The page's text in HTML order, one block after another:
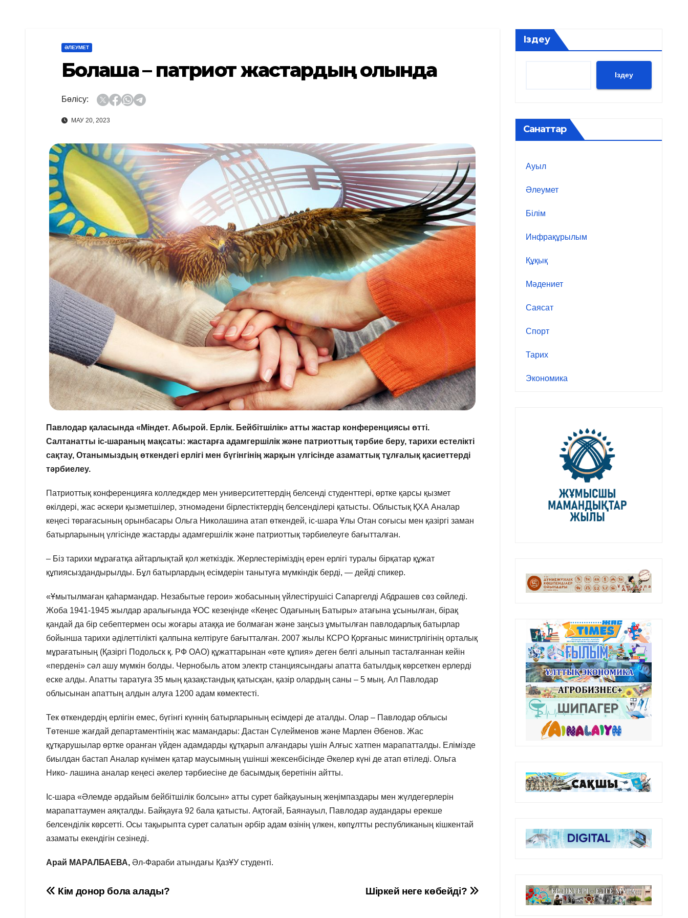
ӘЛЕУМЕТ
Болашақ – патриот жастардың қолында
Бөлісу:
МАУ 20, 2023
Павлодар қаласында «Міндет. Абырой. Ерлік. Бейбітшілік» атты жастар конференциясы өтті.
Салтанатты іс-шараның мақсаты: жастарға адамгершілік және патриоттық тәрбие беру, тарихи естелікті
сақтау, Отанымыздың өткендегі ерлігі мен бүгінгінің жарқын үлгісінде азаматтық тұлғалық қасиеттерді
тәрбиелеу.
Патриоттық конференцияға колледждер мен университеттердің белсенді студенттері, өртке қарсы қызмет
өкілдері, жас әскери қызметшілер, этномәдени бірлестіктердің белсенділері қатысты. Облыстық ҚХА Аналар
кеңесі төрағасының орынбасары Ольга Николашина атап өткендей, іс-шара Ұлы Отан соғысы мен қазіргі заман
батырларының үлгісінде жастарды адамгершілік және патриоттық тәрбиелеуге бағытталған.
– Біз тарихи мұрағатқа айтарлықтай қол жеткіздік. Жерлестеріміздің ерен ерлігі туралы бірқатар құжат
құпиясыздандырылды. Бұл батырлардың есімдерін танытуға мүмкіндік берді, — дейді спикер.
«Ұмытылмаған қаһармандар. Незабытые герои» жобасының үйлестірушісі Сапаргелді Абдрашев сөз сөйледі.
Жоба 1941-1945 жылдар аралығында ҰОС кезеңінде «Кеңес Одағының Батыры» атағына ұсынылған, бірақ
қандай да бір себептермен осы жоғары атаққа ие болмаған және заңсыз ұмытылған павлодарлық батырлар
бойынша тарихи әділеттілікті қалпына келтіруге бағытталған. 2007 жылы КСРО Қорғаныс министрлігінің орталық
мұрағатының (Қазіргі Подольск қ. РФ ОАО) құжаттарынан «өте құпия» деген белгі алынып тасталғаннан кейін
«пердені» сәл ашу мүмкін болды. Чернобыль атом электр станциясындағы апатта батылдық көрсеткен ерлерді
еске алды. Апатты таратуға 35 мың қазақстандық қатысқан, қазір олардың саны – 5 мың. Ал Павлодар
облысынан апаттың алдын алуға 1200 адам көмектесті.
Тек өткендердің ерлігін емес, бүгінгі күннің батырларының есімдері де аталды. Олар – Павлодар облысы
Төтенше жағдай департаментінің жас мамандары: Дастан Сүлейменов және Марлен Әбенов. Жас
құтқарушылар өртке оранған үйден адамдарды құтқарып алғандары үшін Алғыс хатпен марапатталды. Елімізде
биылдан бастап Аналар күнімен қатар маусымның үшінші жексенбісінде Әкелер күні де атап өтіледі. Ольга
Нико- лашина аналар кеңесі әкелер тәрбиесіне де басымдық беретінін айтты.
Іс-шара «Әлемде әрдайым бейбітшілік болсын» атты сурет байқауының жеңімпаздары мен жүлдегерлерін
марапаттаумен аяқталды. Байқауға 92 бала қатысты. Ақтоғай, Баянауыл, Павлодар аудандары ерекше
белсенділік көрсетті. Осы тақырыпта сурет салатын әрбір адам өзінің үлкен, көпұлтты республиканың кішкентай
азаматы екендігін сезінеді.
Арай МАРАЛБАЕВА, Әл-Фараби атындағы ҚазҰУ студенті.
Навигация
Шіркей неге көбейді?
Кім донор бола алады?
Іздеу
Іздеу
Санаттар
Ауыл
Әлеумет
Білім
Инфрақұрылым
Құқық
Мәдениет
Саясат
Спорт
Тарих
Экономика